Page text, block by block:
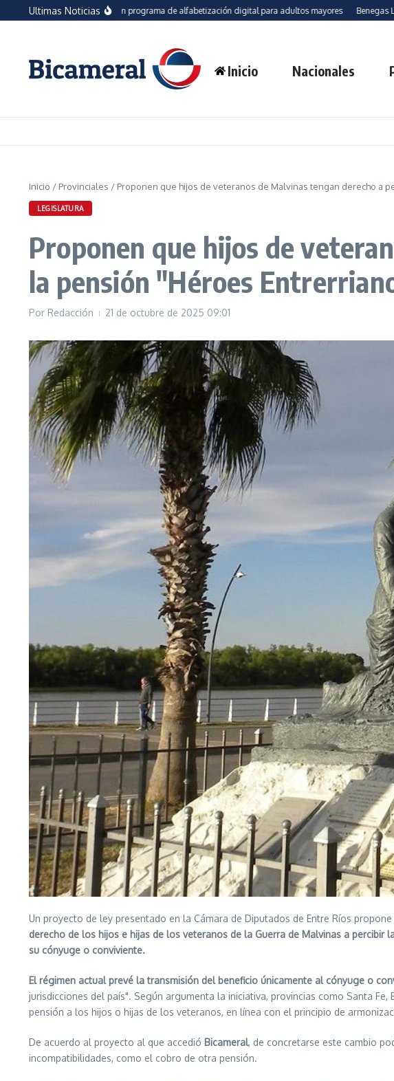
Saltar al contenido
Ultimas Noticias
propone crear un programa de alfabetización digital para adultos mayores Benegas Lynch
Inicio Nacionales
Inicio / Provinciales / Proponen que hijos de veteranos de Malvinas tengan derecho a
LEGISLATURA
Proponen que hijos de
la pensión "Héroes
Por Redacción 21 de octubre de 2025 09:01
Un proyecto de ley presentado en la Cámara de Diputados de Entre Ríos
derecho de los hijos e hijas de los veteranos de la Guerra de Malvinas a
su cónyuge o conviviente.
El régimen actual prevé la transmisión del beneficio únicamente al cónyuge o
jurisdicciones del país". Según argumenta la iniciativa, provincias como Santa
pensión a los hijos o hijas de los veteranos, en línea con el principio de
De acuerdo al proyecto al que accedió Bicameral, de concretarse este cambio
incompatibilidades, como el cobro de otra pensión.